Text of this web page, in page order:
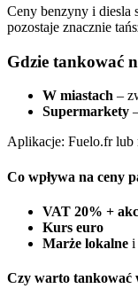
Ceny benzyny i
pozostaje znacznie
Gdzie tankować
W miastach –
Supermarkety
Aplikacje: Fuelo.fr lub
Co wpływa na ceny
VAT 20% +
Kurs euro
Marże lokalne i
Czy warto tankować